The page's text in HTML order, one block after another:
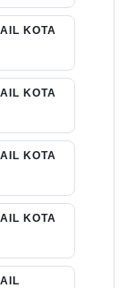
KOTA
KOTA
KOTA
KOTA